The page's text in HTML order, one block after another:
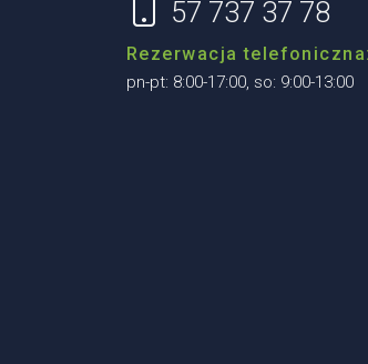
57 737 37 78
Rezerwacja telefoniczna:
pn-pt: 8:00-17:00, so: 9:00-13:00